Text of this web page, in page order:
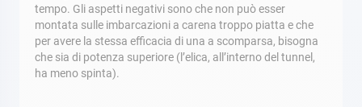
tempo. Gli aspetti negativi sono che non può esser
montata sulle imbarcazioni a carena troppo piatta e che
per avere la stessa efficacia di una a scomparsa, bisogna
che sia di potenza superiore (l’elica, all’interno del tunnel,
ha meno spinta).